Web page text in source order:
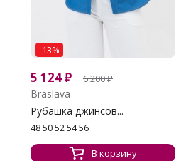
-13%
5 124₽ 6 200₽
Braslava
Рубашка джинсов...
48 50 52 54 56
В корзину